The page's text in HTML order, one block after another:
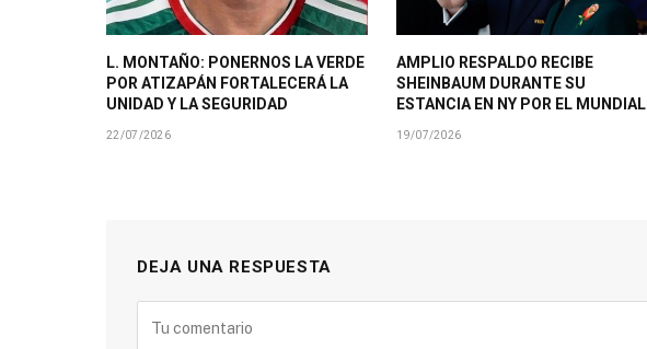
L. MONTAÑO: PONERNOS LA VERDE
POR ATIZAPÁN FORTALECERÁ LA
UNIDAD Y LA SEGURIDAD
22/07/2026
AMPLIO RESPALDO RECIBE
SHEINBAUM DURANTE SU
ESTANCIA EN NY POR EL MUNDIAL
19/07/2026
DEJA UNA RESPUESTA